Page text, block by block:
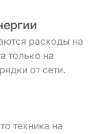
расходы на
только на
от сети.
техника на